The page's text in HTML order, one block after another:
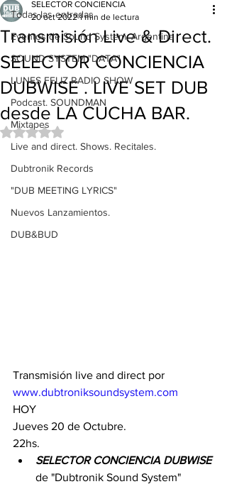
Todas las entradas
Eventos de Sound System. Argentina
SOUND SYSTEM "DATA"
LUNES FELIZ RADIO SHOW
Podcast. SOUNDMAN
Mixtapes
Live and direct. Shows. Recitales.
Dubtronik Records
"DUB MEETING LYRICS"
Nuevos Lanzamientos.
DUB&BUD
Transmisión Live & Direct.
SELECTOR CONCIENCIA
DUBWISE . LIVE SET DUB
desde LA CUCHA BAR.
SELECTOR CONCIENCIA
20 oct 2022 1 min de lectura
Obtuvo NaN de 5 estrellas.
Transmisión live and direct por
www.dubtroniksoundsystem.com
HOY
Jueves 20 de Octubre.
22hs.
SELECTOR CONCIENCIA DUBWISE
de "Dubtronik Sound System"